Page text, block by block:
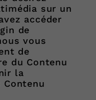
sur un
accéder
de
vous
de
du Contenu
la